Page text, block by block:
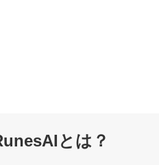
とは？